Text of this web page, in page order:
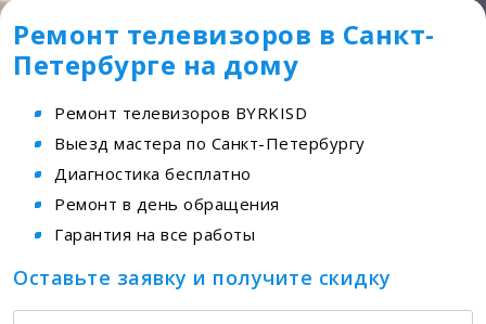
Ремонт телевизоров в Санкт-
Петербурге на дому
Ремонт телевизоров BYRKISD
Выезд мастера по Санкт-Петербургу
Диагностика бесплатно
Ремонт в день обращения
Гарантия на все работы
Оставьте заявку и получите скидку